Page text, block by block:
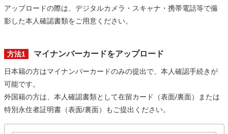
アップロードの際は、デジタルカメラ・スキャナ・携帯電話等で撮
影した本人確認書類をご用意ください。
方法1 マイナンバーカードをアップロード
日本籍の方はマイナンバーカードのみの提出で、本人確認手続きが
可能です。
外国籍の方は、本人確認書類として在留カード（表面/裏面）または
特別永住者証明書（表面/裏面）もご提出ください。